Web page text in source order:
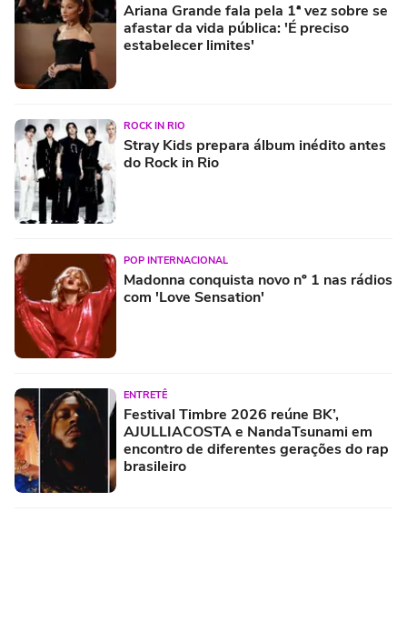
Ariana Grande fala pela 1ª vez sobre se
afastar da vida pública: 'É preciso
estabelecer limites'
ROCK IN RIO
Stray Kids prepara álbum inédito antes
do Rock in Rio
POP INTERNACIONAL
Madonna conquista novo nº 1 nas rádios
com 'Love Sensation'
ENTRETÊ
Festival Timbre 2026 reúne BK’,
AJULLIACOSTA e NandaTsunami em
encontro de diferentes gerações do rap
brasileiro